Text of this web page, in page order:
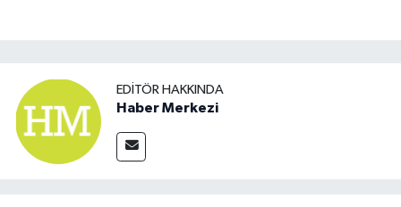
EDITÖR HAKKINDA
Haber Merkezi